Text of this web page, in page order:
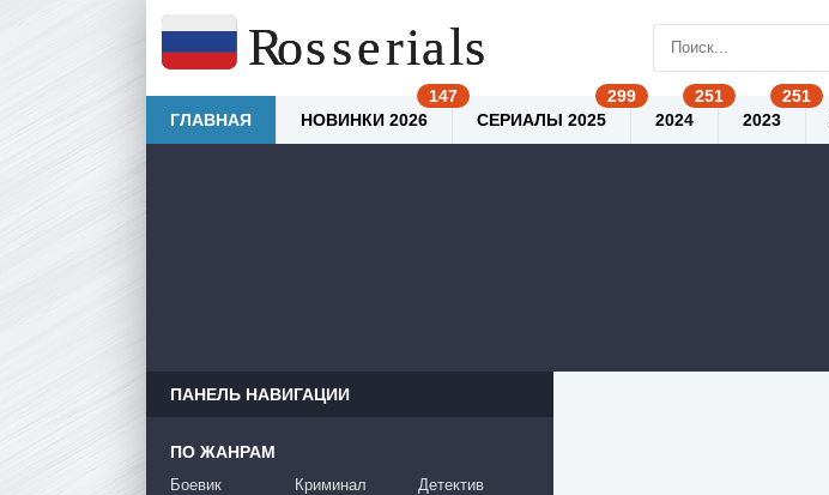
ПАНЕЛЬ НАВИГАЦИИ
ПО ЖАНРАМ
Боевик
Криминал
Детектив
ГЛАВНАЯ НОВИНКИ 2026 СЕРИАЛЫ 2025 2024 2023